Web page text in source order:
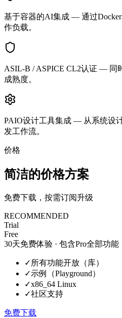
基于容器的AI集成 — 通过
作负载。
ASIL-B / ASPICE CL2认证 — 同
成熟度。
PAIO设计工具集成 — 从系统设
发工作流。
价格
简洁的价格方案
免费下载，按需订阅升级
RECOMMENDED
Trial
Free
30天免费体验 · 包含Pro全部功能
✓ 所有功能开放（库）
✓示例（Playground）
✓x86_64 Linux
✓社区支持
免费下载